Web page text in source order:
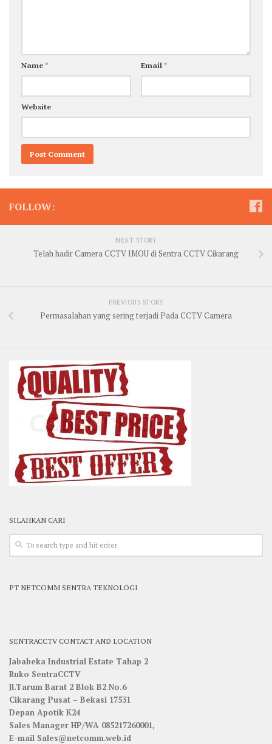
Name* Email*
Website
FOLLOW:
NEXT STORY
Telah hadir Camera CCTV IMOU di Sentra CCTV Cikarang
PREVIOUS STORY
Permasalahan yang sering terjadi Pada CCTV Camera
SILAHKAN CARI
PT NETCOMM SENTRA TEKNOLOGI
SENTRACCTV CONTACT AND LOCATION
Jababeka Industrial Estate Tahap 2
Ruko SentraCCTV
Jl.Tarum Barat 2 Blok B2 No.6
Cikarang Pusat – Bekasi 17531
Depan Apotik K24
Sales Manager HP/WA 085217260001,
E-mail Sales@netcomm.web.id